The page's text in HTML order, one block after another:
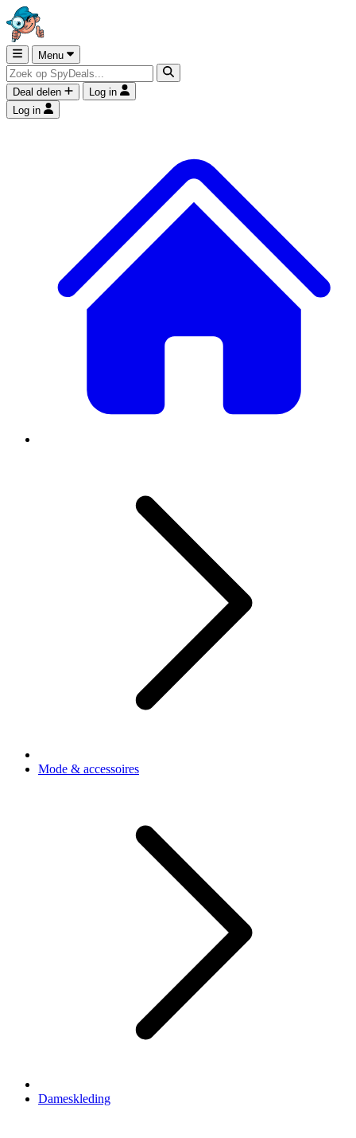
Menu
Deal delen
Log in
Log in
Mode & accessoires
Dameskleding